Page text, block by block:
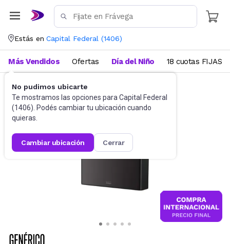
Estás en Capital Federal (1406)
No pudimos ubicarte
Te mostramos las opciones para Capital Federal
(1406). Podés cambiar tu ubicación cuando
quieras.
cambiar ubicación cerrar
Más Vendidos Ofertas Día del Niño 18 cuotas FIJAS
Utensilios de cocina